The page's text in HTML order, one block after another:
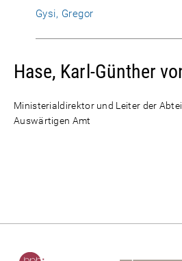
Gysi, Gregor
Hase, Karl-Günther
Ministerialdirektor und Leiter der
Auswärtigen Amt